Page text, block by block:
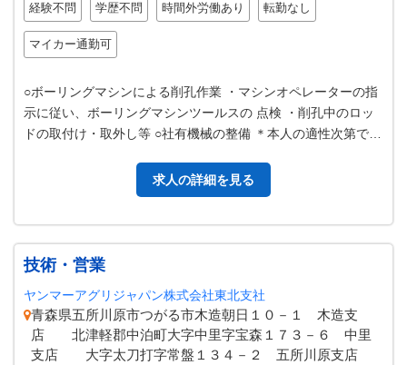
経験不問 学歴不問 時間外労働あり 転勤なし
マイカー通勤可
○ボーリングマシンによる削孔作業 ・マシンオペレーターの指
示に従い、ボーリングマシンツールスの 点検 ・削孔中のロッ
ドの取付け・取外し等 ○社有機械の整備 ＊本人の適性次第でマ
求人の詳細を見る
技術・営業
ヤンマーアグリジャパン株式会社東北支社
青森県五所川原市つがる市木造朝日１０－１ 木造支
店 北津軽郡中泊町大字中里字宝森１７３－６ 中里
支店 大字太刀打字常盤１３４－２ 五所川原支店